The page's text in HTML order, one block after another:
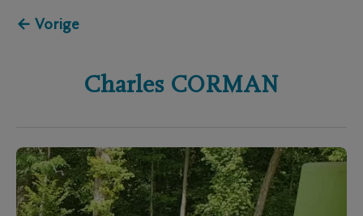
← Vorige
Charles CORMAN